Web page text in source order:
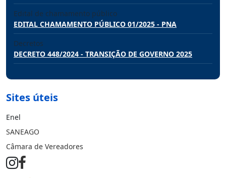
Edital de chamamento público
EDITAL CHAMAMENTO PÚBLICO 01/2025 - PNA
Decretos
DECRETO 448/2024 - TRANSIÇÃO DE GOVERNO 2025
Sites úteis
Enel
SANEAGO
Câmara de Vereadores